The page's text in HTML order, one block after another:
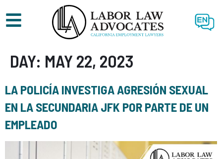
EN
DAY: MAY 22, 2023
LA POLICÍA INVESTIGA AGRESIÓN SEXUAL
EN LA SECUNDARIA JFK POR PARTE DE UN
EMPLEADO